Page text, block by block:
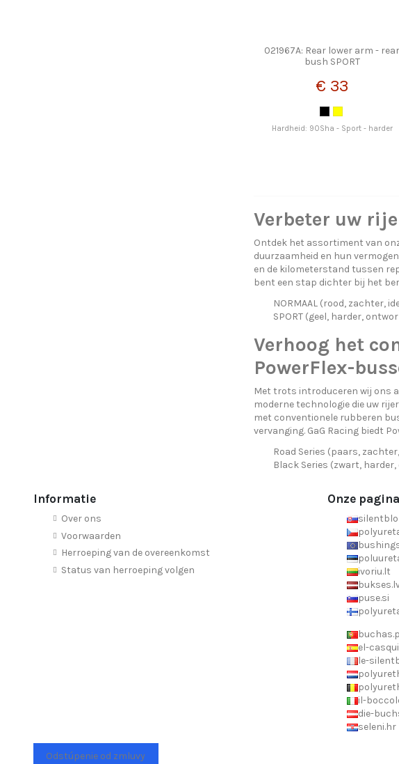
021967A: Rear lower arm - rear
bush SPORT
€ 33
Hardheid: 90Sha - Sport - harder
Verbeter uw
Ontdek het assortiment van
duurzaamheid en hun
en de kilometerstand tussen
bent een stap dichter bij het
NORMAAL (rood, zachter,
SPORT (geel, harder,
Verhoog het
PowerFlex-
Met trots introduceren wij ons
moderne technologie die uw
met conventionele rubberen
vervanging. GaG Racing biedt
Road Series (paars,
Black Series (zwart,
Informatie
Over ons
Voorwaarden
Herroeping van de overeenkomst
Status van herroeping volgen
Onze
ivoriu.lt
puse.si
el-
le-
il-
die-
seleni.hr
Odstúpenie od zmluvy